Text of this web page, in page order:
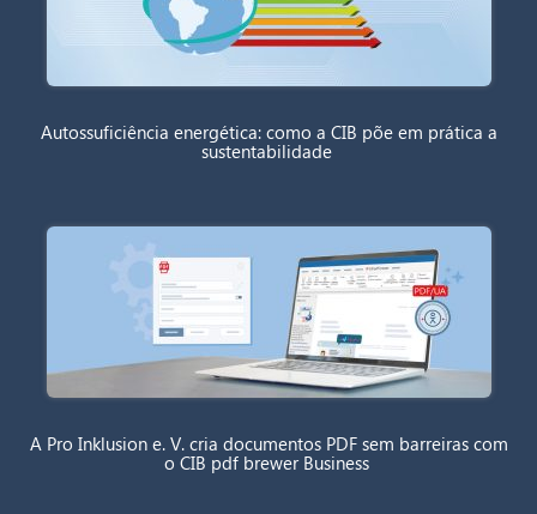
Autossuficiência energética: como a CIB põe em prática a
sustentabilidade
A Pro Inklusion e. V. cria documentos PDF sem barreiras com
o CIB pdf brewer Business